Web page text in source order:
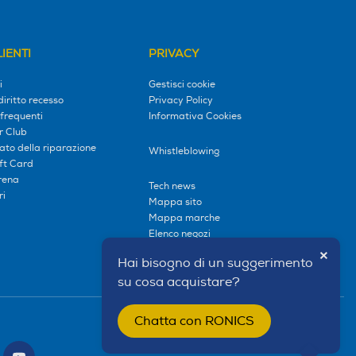
×
Hai bisogno di un suggerimento
su cosa acquistare?
Chatta con RONICS
recesso
Club
della riparazione
Card
PRIVACY
Gestisci cookie
Privacy Policy
Informativa Cookies
Whistleblowing
Tech news
Mappa sito
Mappa marche
Elenco negozi